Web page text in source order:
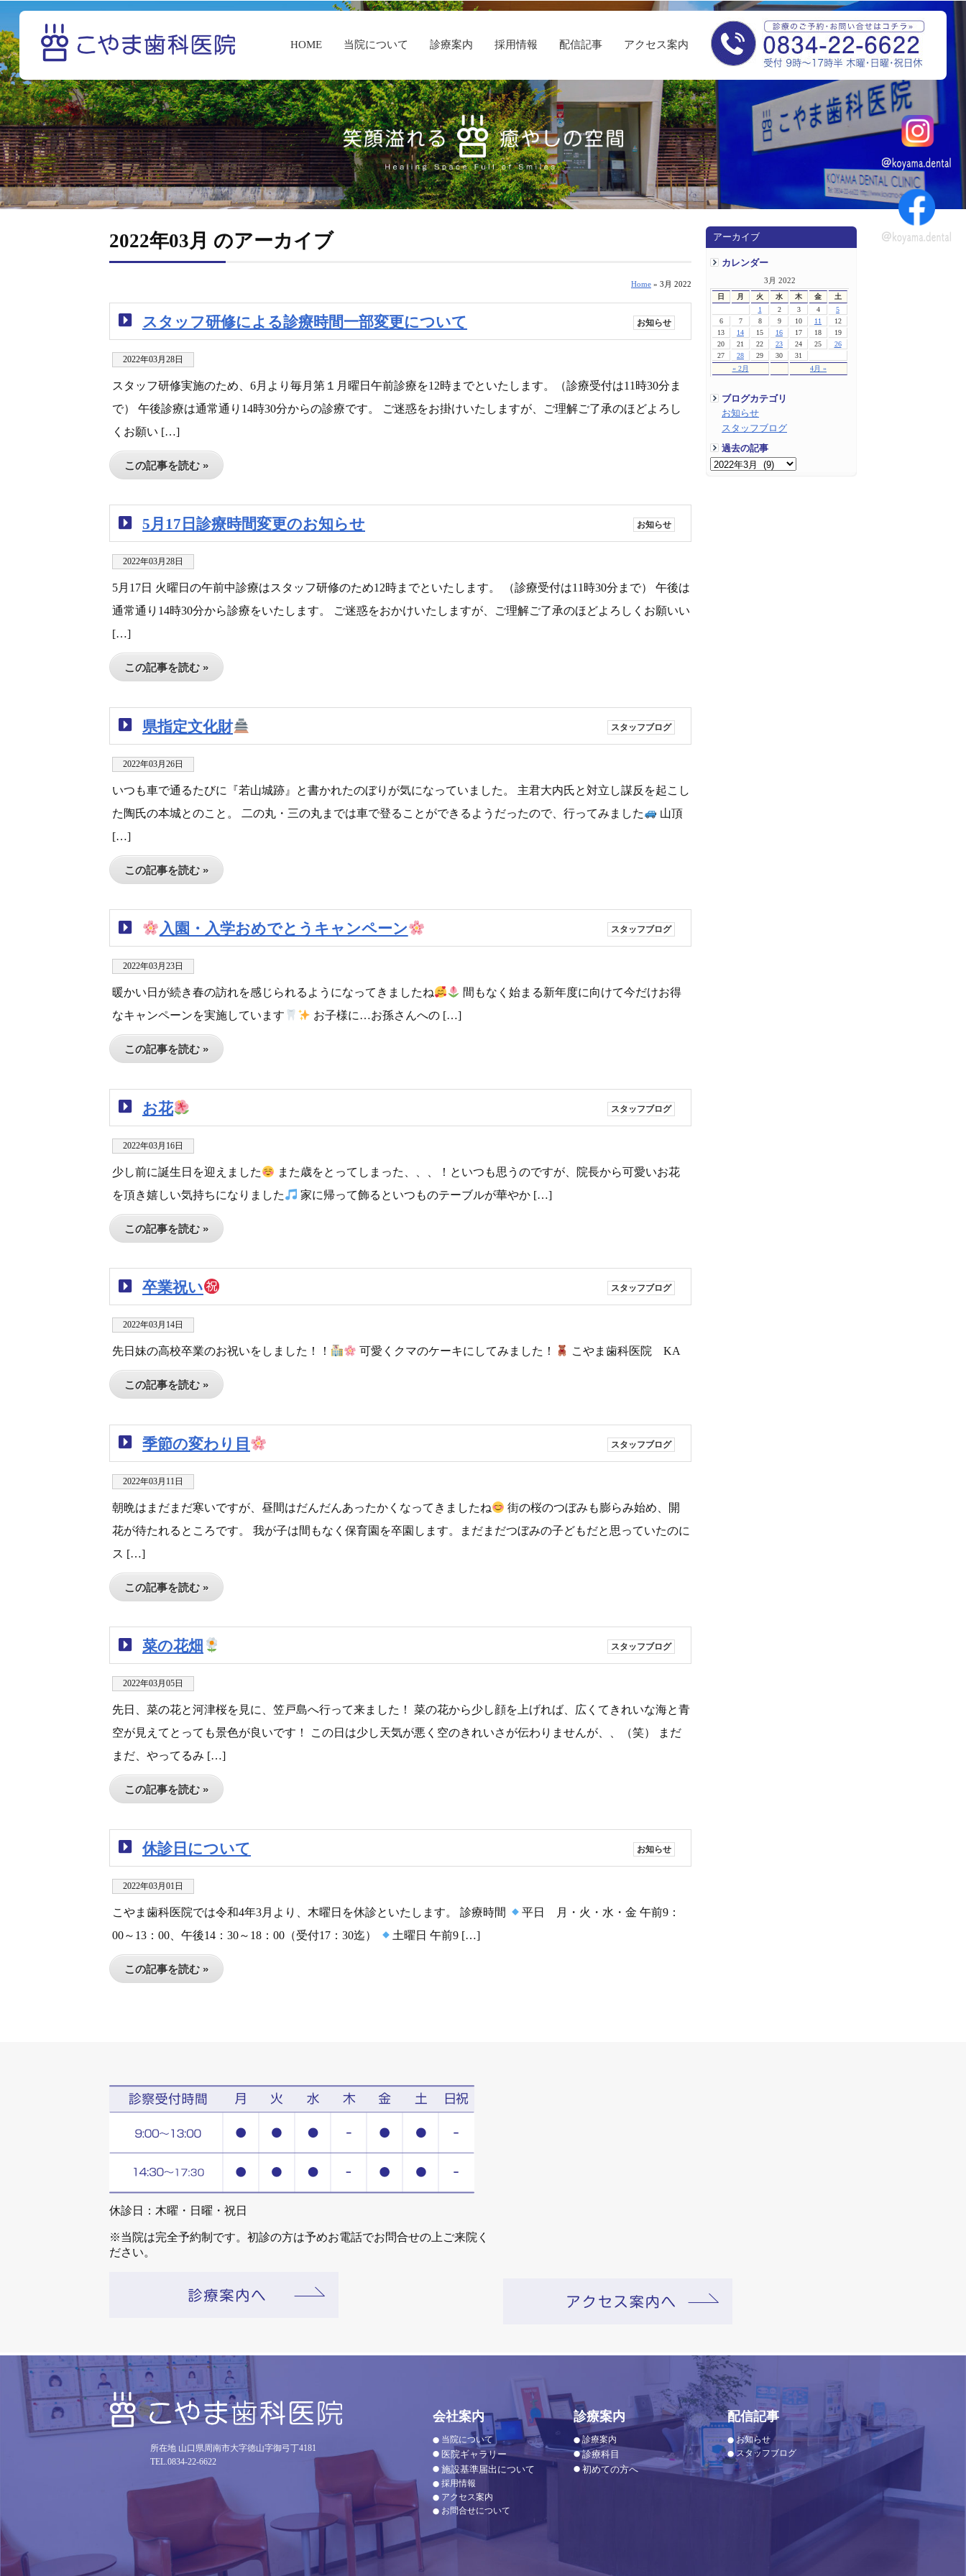
HOME 当院について 診療案内 採用情報 配信記事 アクセス案内
アーカイブ
カレンダー
3月 2022
日 月 火 水 木 金 土
« 2月 4月 »
1 2 3 4
5
6
7 8 9 10 11
12
13
14 15 16 17 18
19
20
21 22 23 24 25
26
27
28 29 30 31
ブログカテゴリ
お知らせ
スタッフブログ
過去の記事
2022年03月 のアーカイブ
Home » 3月 2022
スタッフ研修による診療時間一部変更について お知らせ
2022年03月28日
スタッフ研修実施のため、6月より毎月第１月曜日午前診療を12時までといたします。（診療受付は11時30分ま
で） 午後診療は通常通り14時30分からの診療です。 ご迷惑をお掛けいたしますが、ご理解ご了承のほどよろし
くお願い […]
この記事を読む »
5月17日診療時間変更のお知らせ お知らせ
2022年03月28日
5月17日 火曜日の午前中診療はスタッフ研修のため12時までといたします。 （診療受付は11時30分まで） 午後は
通常通り14時30分から診療をいたします。 ご迷惑をおかけいたしますが、ご理解ご了承のほどよろしくお願いい
[…]
この記事を読む »
県指定文化財 スタッフブログ
2022年03月26日
いつも車で通るたびに『若山城跡』と書かれたのぼりが気になっていました。 主君大内氏と対立し謀反を起こし
た陶氏の本城とのこと。 二の丸・三の丸までは車で登ることができるようだったので、行ってみました
山頂
[…]
この記事を読む »
入園・入学おめでとうキャンペーン スタッフブログ
2022年03月23日
暖かい日が続き春の訪れを感じられるようになってきましたね
間もなく始まる新年度に向けて今だけお得
なキャンペーンを実施しています
お子様に…お孫さんへの […]
この記事を読む »
お花 スタッフブログ
2022年03月16日
少し前に誕生日を迎えました
また歳をとってしまった、、、！といつも思うのですが、院長から可愛いお花
を頂き嬉しい気持ちになりました
家に帰って飾るといつものテーブルが華やか […]
この記事を読む »
卒業祝い スタッフブログ
2022年03月14日
先日妹の高校卒業のお祝いをしました！！ 可愛くクマのケーキにしてみました！ こやま歯科医院 KA
この記事を読む »
季節の変わり目 スタッフブログ
2022年03月11日
朝晩はまだまだ寒いですが、昼間はだんだんあったかくなってきましたね
街の桜のつぼみも膨らみ始め、開
花が待たれるところです。 我が子は間もなく保育園を卒園します。まだまだつぼみの子どもだと思っていたのに
ス […]
この記事を読む »
菜の花畑 スタッフブログ
2022年03月05日
先日、菜の花と河津桜を見に、笠戸島へ行って来ました！ 菜の花から少し顔を上げれば、広くてきれいな海と青
空が見えてとっても景色が良いです！ この日は少し天気が悪く空のきれいさが伝わりませんが、、（笑） まだ
まだ、やってるみ […]
この記事を読む »
休診日について お知らせ
2022年03月01日
こやま歯科医院では令和4年3月より、木曜日を休診といたします。 診療時間
平日 月・火・水・金 午前9：
00～13：00、午後14：30～18：00（受付17：30迄）
土曜日 午前9 […]
この記事を読む »
休診日：木曜・日曜・祝日
※当院は完全予約制です。初診の方は予めお電話でお問合せの上ご来院く
ださい。
所在地 山口県周南市大字徳山字御弓丁4181
TEL.0834-22-6622
会社案内
当院について
医院ギャラリー
施設基準届出について
採用情報
アクセス案内
お問合せについて
診療案内
診療案内
診療科目
初めての方へ
配信記事
お知らせ
スタッフブログ